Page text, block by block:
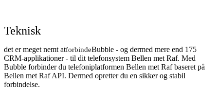
Teknisk
det er meget nemt atforbindeBubble - og dermed mere end 175
CRM-applikationer - til dit telefonsystem Bellen met Raf. Med
Bubble forbinder du telefoniplatformen Bellen met Raf baseret på
Bellen met Raf API. Dermed opretter du en sikker og stabil
forbindelse.